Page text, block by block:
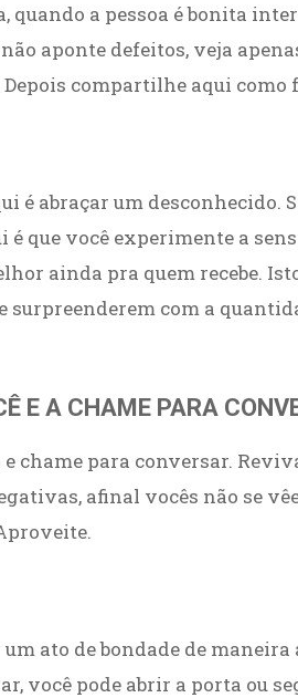
a pessoa é bonita
aponte defeitos, veja
compartilhe aqui
é abraçar um desconhecido.
que você experimente a
ainda pra quem recebe.
surpreenderem com a
E A CHAME PARA
chame para conversar.
afinal vocês não se
ato de bondade de
você pode abrir a porta ou